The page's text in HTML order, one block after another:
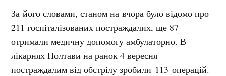
За його словами, станом на вчора було відомо про
211 госпіталізованих постраждалих, ще 87
отримали медичну допомогу амбулаторно. В
лікарнях Полтави на ранок 4 вересня
постраждалим від обстрілу зробили 113 операцій.